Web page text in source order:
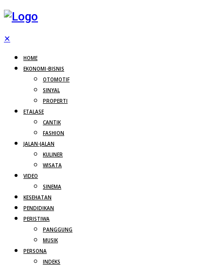
✕
HOME
EKONOMI-BISNIS
OTOMOTIF
SINYAL
PROPERTI
ETALASE
CANTIK
FASHION
JALAN-JALAN
KULINER
WISATA
VIDEO
SINEMA
KESEHATAN
PENDIDIKAN
PERISTIWA
PANGGUNG
MUSIK
PERSONA
INDEKS